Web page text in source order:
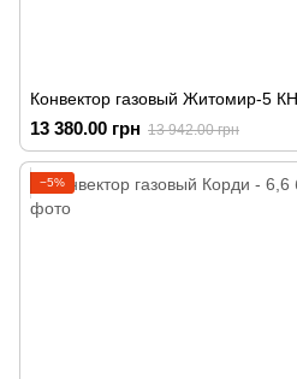
Конвектор газовый Житомир-5
13 380.00 грн 13 942.00 грн
−5%